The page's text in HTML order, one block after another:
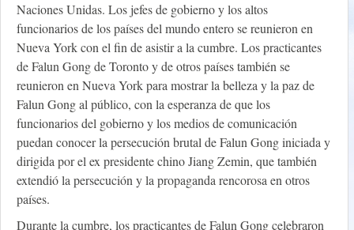
Naciones Unidas. Los jefes de gobierno y los altos
funcionarios de los países del mundo entero se reunieron en
Nueva York con el fin de asistir a la cumbre. Los practicantes
de Falun Gong de Toronto y de otros países también se
reunieron en Nueva York para mostrar la belleza y la paz de
Falun Gong al público, con la esperanza de que los
funcionarios del gobierno y los medios de comunicación
puedan conocer la persecución brutal de Falun Gong iniciada y
dirigida por el ex presidente chino Jiang Zemin, que también
extendió la persecución y la propaganda rencorosa en otros
países.
Durante la cumbre, los practicantes de Falun Gong celebraron